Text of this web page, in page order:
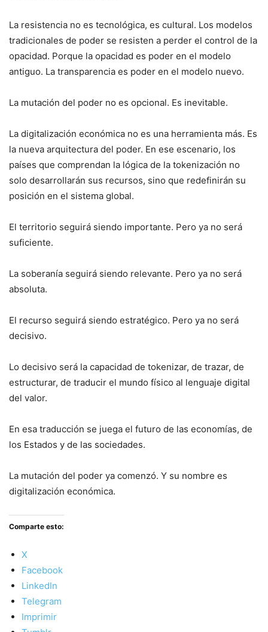
La resistencia no es tecnológica, es cultural. Los modelos
tradicionales de poder se resisten a perder el control de la
opacidad. Porque la opacidad es poder en el modelo
antiguo. La transparencia es poder en el modelo nuevo.
La mutación del poder no es opcional. Es inevitable.
La digitalización económica no es una herramienta más. Es
la nueva arquitectura del poder. En ese escenario, los
países que comprendan la lógica de la tokenización no
solo desarrollarán sus recursos, sino que redefinirán su
posición en el sistema global.
El territorio seguirá siendo importante. Pero ya no será
suficiente.
La soberanía seguirá siendo relevante. Pero ya no será
absoluta.
El recurso seguirá siendo estratégico. Pero ya no será
decisivo.
Lo decisivo será la capacidad de tokenizar, de trazar, de
estructurar, de traducir el mundo físico al lenguaje digital
del valor.
En esa traducción se juega el futuro de las economías, de
los Estados y de las sociedades.
La mutación del poder ya comenzó. Y su nombre es
digitalización económica.
Comparte esto:
X
Facebook
LinkedIn
Telegram
Imprimir